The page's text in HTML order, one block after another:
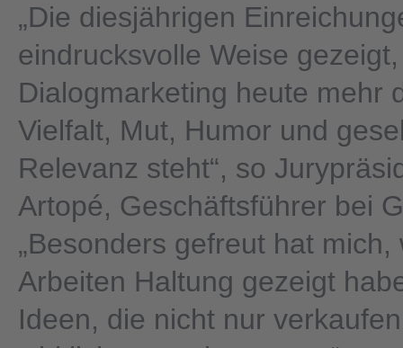
„Die diesjährigen
eindrucksvolle Weise
Dialogmarketing heute mehr
Vielfalt, Mut, Humor und
Relevanz steht“, so
Artopé, Geschäftsführer bei
„Besonders gefreut hat mich,
Arbeiten Haltung gezeigt
Ideen, die nicht nur